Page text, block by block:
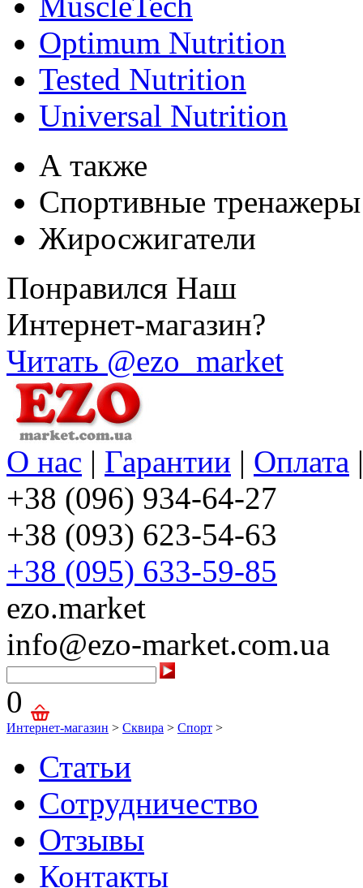
Optimum Nutrition
Tested Nutrition
Universal Nutrition
А также
Спортивные тренажеры
Жиросжигатели
Понравился Наш
Интернет-магазин?
Читать @ezo_market
О нас | Гарантии | Оплата
+38 (096) 934-64-27
+38 (093) 623-54-63
+38 (095) 633-59-85
ezo.market
info@ezo-market.com.ua
0
Интернет-магазин > Сквира > Спорт >
Статьи
Сотрудничество
Отзывы
Контакты